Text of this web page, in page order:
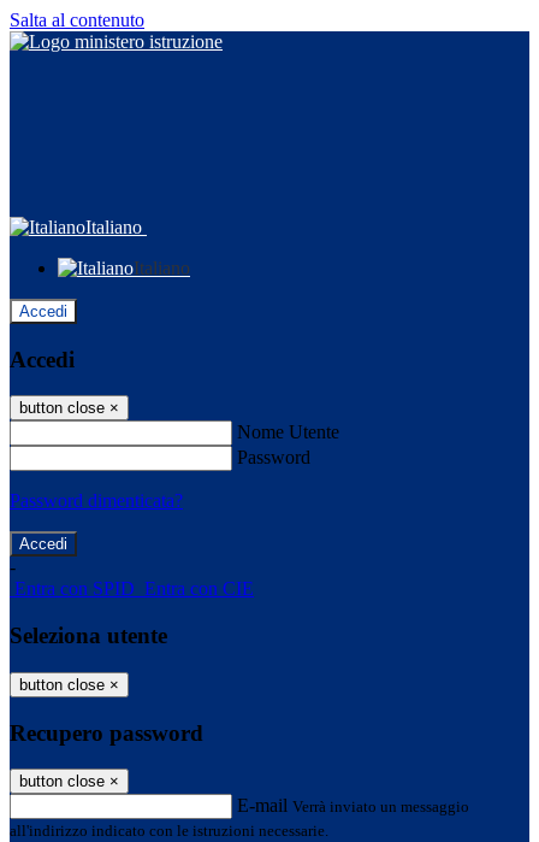
Salta al contenuto
Italiano
Italiano
Accedi
Accedi
button close ×
Nome Utente
Password
Password dimenticata?
-
Entra con SPID Entra con CIE
Seleziona utente
button close ×
Recupero password
button close ×
E-mail Verrà inviato un messaggio
all'indirizzo indicato con le istruzioni necessarie.